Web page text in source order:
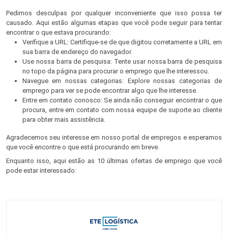
Pedimos desculpas por qualquer inconveniente que isso possa ter
causado. Aqui estão algumas etapas que você pode seguir para tentar
encontrar o que estava procurando:
Verifique a URL: Certifique-se de que digitou corretamente a URL em
sua barra de endereço do navegador.
Use nossa barra de pesquisa: Tente usar nossa barra de pesquisa
no topo da página para procurar o emprego que lhe interessou.
Navegue em nossas categorias: Explore nossas categorias de
emprego para ver se pode encontrar algo que lhe interesse.
Entre em contato conosco: Se ainda não conseguir encontrar o que
procura, entre em contato com nossa equipe de suporte ao cliente
para obter mais assistência.
Agradecemos seu interesse em nosso portal de empregos e esperamos
que você encontre o que está procurando em breve.
Enquanto isso, aqui estão as 10 últimas ofertas de emprego que você
pode estar interessado: